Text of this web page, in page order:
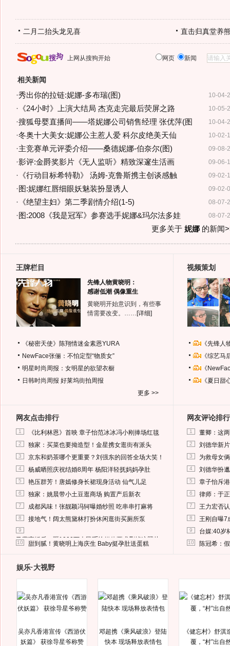
二月二抬头龙见喜 直击归真堂养
上网从搜狗开始 网页 新闻
相关新闻
10-04-
·秀出你的拉链:妮娜-多布瑞(图)
10-05-
· 《24小时》上演大结局 杰克走完最后荧屏之路
10-04-
·搜狐母婴直播间——塔妮娜公司销售经理 张优萍(图
10-02-
·冬奥十大美女:妮娜公主惹人爱 科尔皮绝美天仙
09-08-
·主竞赛单元评委介绍——桑德妮娜-伯奈尔(图)
09-06-
·影评:金爵奖影片《无人监听》精致深邃生活画
09-02-
· 《行动目标希特勒》 汤姆-克鲁斯携主创谈感触
09-02-
· 图:妮娜红唇细眼妖魅装扮显诱人
08-07-
· 《绝望主妇》第二季剧情介绍(1-5)
08-07-
· 图:2008《我是冠军》参赛选手妮娜&玛尔法多娃
更多关于 妮娜的新闻
王牌栏目
先锋人物黄晓明：
感谢低潮 偶像重生
黄晓明开始意识到，有些事
情需要改变。…… [详细]
《秘密天使》陈翔情迷金素恩YURA
NewFace张俪：不怕定型“物质女”
明星时尚周报：女明星的欲望衣橱
日韩时尚周报 好莱坞街拍周报
更多 >>
视频策划
《先锋
《综艺
《
《夏日
网友点击排行
1 《比利林恩》首映 章子怡范冰冰冯小刚捧场红毯
2 独家：买菜也要拗造型！金星携女逛街有派头
3 京东和奶茶哪个更重要？刘强东的回答全场大笑！
4 杨威晒照庆祝结婚8周年 杨阳洋轻抚妈妈孕肚
5 艳压群芳！唐嫣修身长裙现身活动 仙气儿足
6 独家：姚晨带小土豆逛商场 购置产后新衣
7 成都风味！张靓颖冯轲曝婚纱照 吃串串打麻将
8 接地气！阔太熊黛林打扮休闲逛街买厕所泵
9
马蓉离婚后，砸1000万人民币给媒体要求删掉这照片
10 甜到腻！黄晓明上海庆生 Baby挺孕肚送蛋糕
网友评论排行
1 董卿：这
2 刘德华新
3 为救母女
4 刘德华扮
5 章子怡斥
6 律师：于
7 王力宏否
8 王刚自曝7
9 台媒:40岁
10 陈冠希：
娱乐·大视野
吴亦凡香港宣传《西游伏
妖篇》 获徐导星爷称赞
邓超携《乘风破浪》登陆
快本 现场释放表情包
《健忘村》舒淇
覆，“村”出自